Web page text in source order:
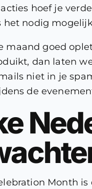
hoef je
het nodig
maand goed
dan laten
niet in je
de
Month